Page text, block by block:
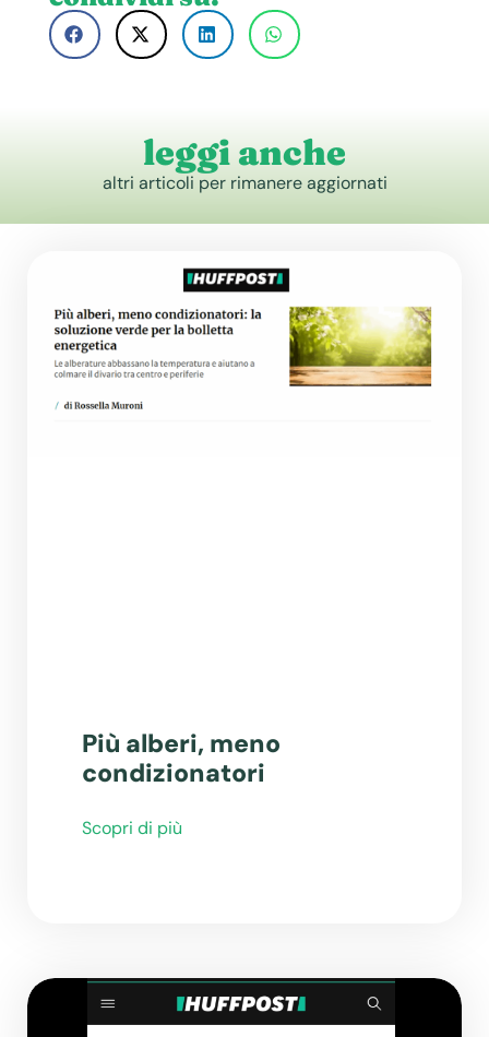
leggi anche
altri articoli per rimanere aggiornati
Più alberi, meno
condizionatori
Scopri di più